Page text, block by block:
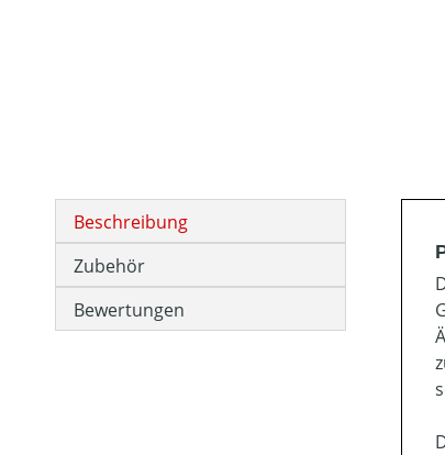
Beschreibung
Zubehör
Bewertungen